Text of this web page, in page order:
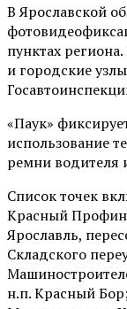
В Ярославской
пунктах
и городские
«Паук»
использование
ремни водителя
Список точек
Красный
Ярославль,
Складского
н.п. Красный